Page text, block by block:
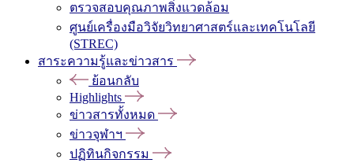
ตรวจสอบคุณภาพสิ่งแวดล้อม
ศูนย์เครื่องมือวิจัยวิทยาศาสตร์และเทคโนโลยี
(STREC)
สาระความรู้และข่าวสาร
ย้อนกลับ
Highlights
ข่าวสารทั้งหมด
ข่าวจุฬาฯ
ปฏิทินกิจกรรม